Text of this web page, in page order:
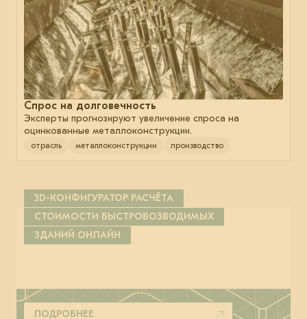
Спрос на долговечность
Эксперты прогнозируют увеличение спроса на
оцинкованные металлоконструкции.
отрасль металлоконструкции производство
3D-КОНФИГУРАТОР РАСЧЁТА
СТОИМОСТИ БЫСТРОВОЗВОДИМЫХ
ЗДАНИЙ ОНЛАЙН
ПОДРОБНЕЕ